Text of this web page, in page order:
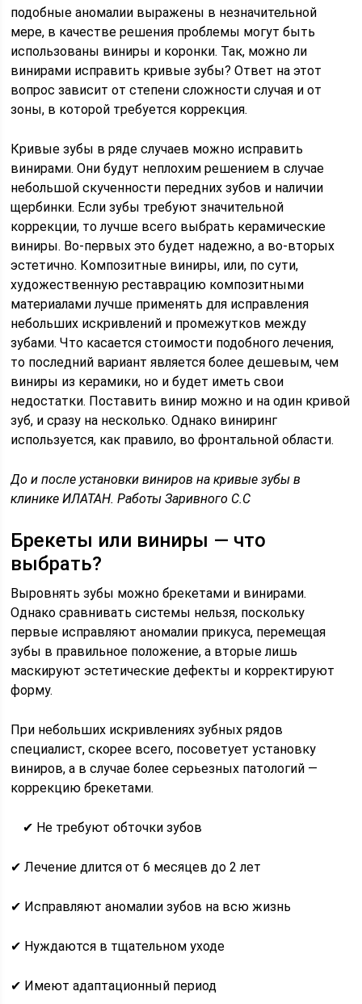
подобные аномалии выражены в незначительной
мере, в качестве решения проблемы могут быть
использованы виниры и коронки. Так, можно ли
винирами исправить кривые зубы? Ответ на этот
вопрос зависит от степени сложности случая и от
зоны, в которой требуется коррекция.
Кривые зубы в ряде случаев можно исправить
винирами. Они будут неплохим решением в случае
небольшой скученности передних зубов и наличии
щербинки. Если зубы требуют значительной
коррекции, то лучше всего выбрать керамические
виниры. Во-первых это будет надежно, а во-вторых
эстетично. Композитные виниры, или, по сути,
художественную реставрацию композитными
материалами лучше применять для исправления
небольших искривлений и промежутков между
зубами. Что касается стоимости подобного лечения,
то последний вариант является более дешевым, чем
виниры из керамики, но и будет иметь свои
недостатки. Поставить винир можно и на один кривой
зуб, и сразу на несколько. Однако виниринг
используется, как правило, во фронтальной области.
До и после установки виниров на кривые зубы в
клинике ИЛАТАН. Работы Заривного С.С
Брекеты или виниры — что
выбрать?
Выровнять зубы можно брекетами и винирами.
Однако сравнивать системы нельзя, поскольку
первые исправляют аномалии прикуса, перемещая
зубы в правильное положение, а вторые лишь
маскируют эстетические дефекты и корректируют
форму.
При небольших искривлениях зубных рядов
специалист, скорее всего, посоветует установку
виниров, а в случае более серьезных патологий —
коррекцию брекетами.
✔ Не требуют обточки зубов
✔ Лечение длится от 6 месяцев до 2 лет
✔ Исправляют аномалии зубов на всю жизнь
✔ Нуждаются в тщательном уходе
✔ Имеют адаптационный период